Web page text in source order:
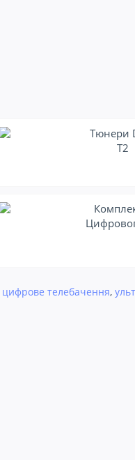
Тюнери
T2
цифрове телебачення,